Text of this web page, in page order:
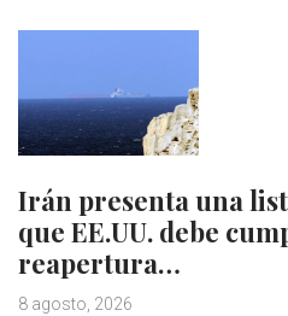
Irán presenta una
que EE.UU. debe
reapertura…
8 agosto, 2026